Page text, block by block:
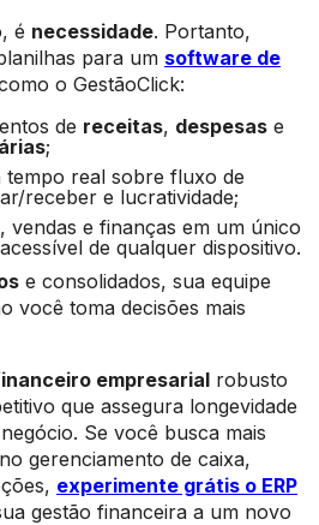
é necessidade. Portanto,
para um software de
o GestãoClick:
de receitas, despesas e
;
tempo real sobre fluxo de
receber e lucratividade;
, vendas e finanças em um único
de qualquer dispositivo.
e consolidados, sua equipe
você toma decisões mais
empresarial robusto
que assegura longevidade
Se você busca mais
no gerenciamento de caixa,
experimente grátis o ERP
gestão financeira a um novo